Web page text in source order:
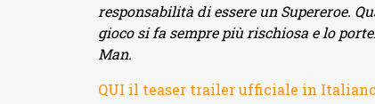
responsabilità di essere un Supereroe.
gioco si fa sempre più rischiosa e lo
Man.
QUI il teaser trailer ufficiale in